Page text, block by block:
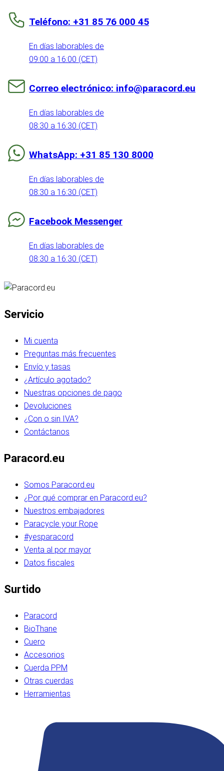
Teléfono: +31 85 76 000 45
En días laborables de
09:00 a 16:00 (CET)
Correo electrónico: info@paracord.eu
En días laborables de
08:30 a 16:30 (CET)
WhatsApp: +31 85 130 8000
En días laborables de
08:30 a 16:30 (CET)
Facebook Messenger
En días laborables de
08:30 a 16:30 (CET)
Servicio
Mi cuenta
Preguntas más frecuentes
Envío y tasas
¿Artículo agotado?
Nuestras opciones de pago
Devoluciones
¿Con o sin IVA?
Contáctanos
Paracord.eu
Somos Paracord.eu
¿Por qué comprar en Paracord.eu?
Nuestros embajadores
Paracycle your Rope
#yesparacord
Venta al por mayor
Datos fiscales
Surtido
Paracord
BioThane
Cuero
Accesorios
Cuerda PPM
Otras cuerdas
Herramientas